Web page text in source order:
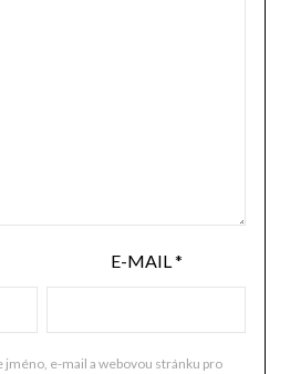
E-MAIL *
e-mail a webovou stránku pro